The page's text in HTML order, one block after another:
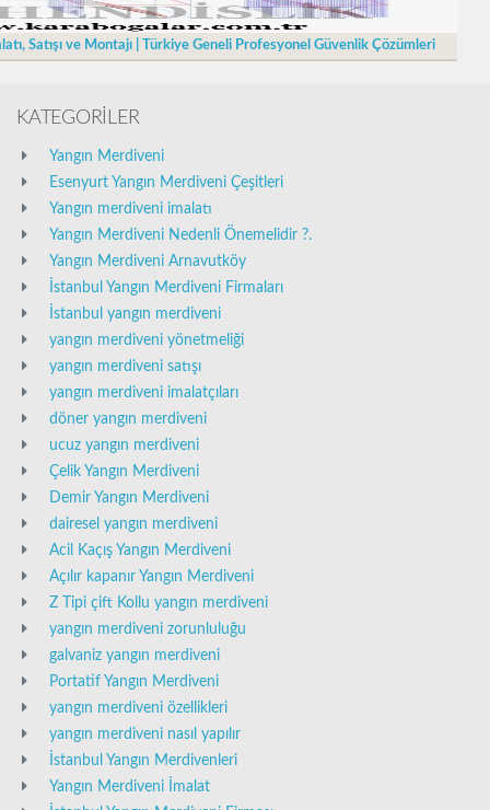
Satışı ve Montajı | Türkiye Geneli Profesyonel Güvenlik Çözümleri
KATEGORİLER
Yangın Merdiveni
Esenyurt Yangın Merdiveni Çeşitleri
Yangın merdiveni imalatı
Yangın Merdiveni Nedenli Önemelidir ?.
Yangın Merdiveni Arnavutköy
İstanbul Yangın Merdiveni Firmaları
İstanbul yangın merdiveni
yangın merdiveni yönetmeliği
yangın merdiveni satışı
yangın merdiveni imalatçıları
döner yangın merdiveni
ucuz yangın merdiveni
Çelik Yangın Merdiveni
Demir Yangın Merdiveni
dairesel yangın merdiveni
Acil Kaçış Yangın Merdiveni
Açılır kapanır Yangın Merdiveni
Z Tipi çift Kollu yangın merdiveni
yangın merdiveni zorunluluğu
galvaniz yangın merdiveni
Portatif Yangın Merdiveni
yangın merdiveni özellikleri
yangın merdiveni nasıl yapılır
İstanbul Yangın Merdivenleri
Yangın Merdiveni İmalat